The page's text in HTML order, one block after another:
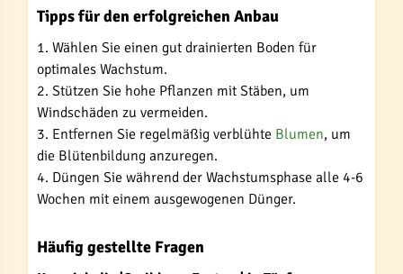
Tipps für den erfolgreichen Anbau
1. Wählen Sie einen gut drainierten Boden für
optimales Wachstum.
2. Stützen Sie hohe Pflanzen mit Stäben, um
Windschäden zu vermeiden.
3. Entfernen Sie regelmäßig verblühte Blumen, um
die Blütenbildung anzuregen.
4. Düngen Sie während der Wachstumsphase alle 4-6
Wochen mit einem ausgewogenen Dünger.
Häufig gestellte Fragen